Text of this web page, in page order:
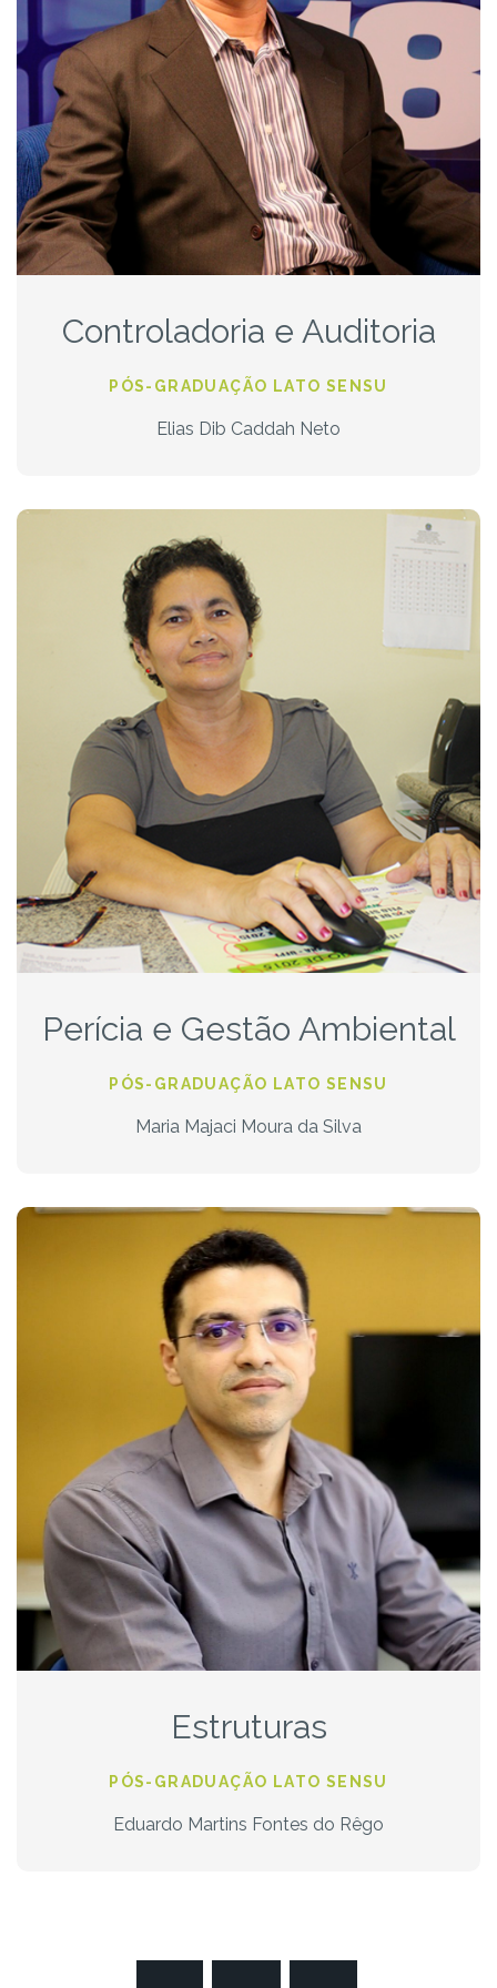
Controladoria e Auditoria
PÓS-GRADUAÇÃO LATO SENSU
Elias Dib Caddah Neto
Perícia e Gestão Ambiental
PÓS-GRADUAÇÃO LATO SENSU
Maria Majaci Moura da Silva
Estruturas
PÓS-GRADUAÇÃO LATO SENSU
Eduardo Martins Fontes do Rêgo